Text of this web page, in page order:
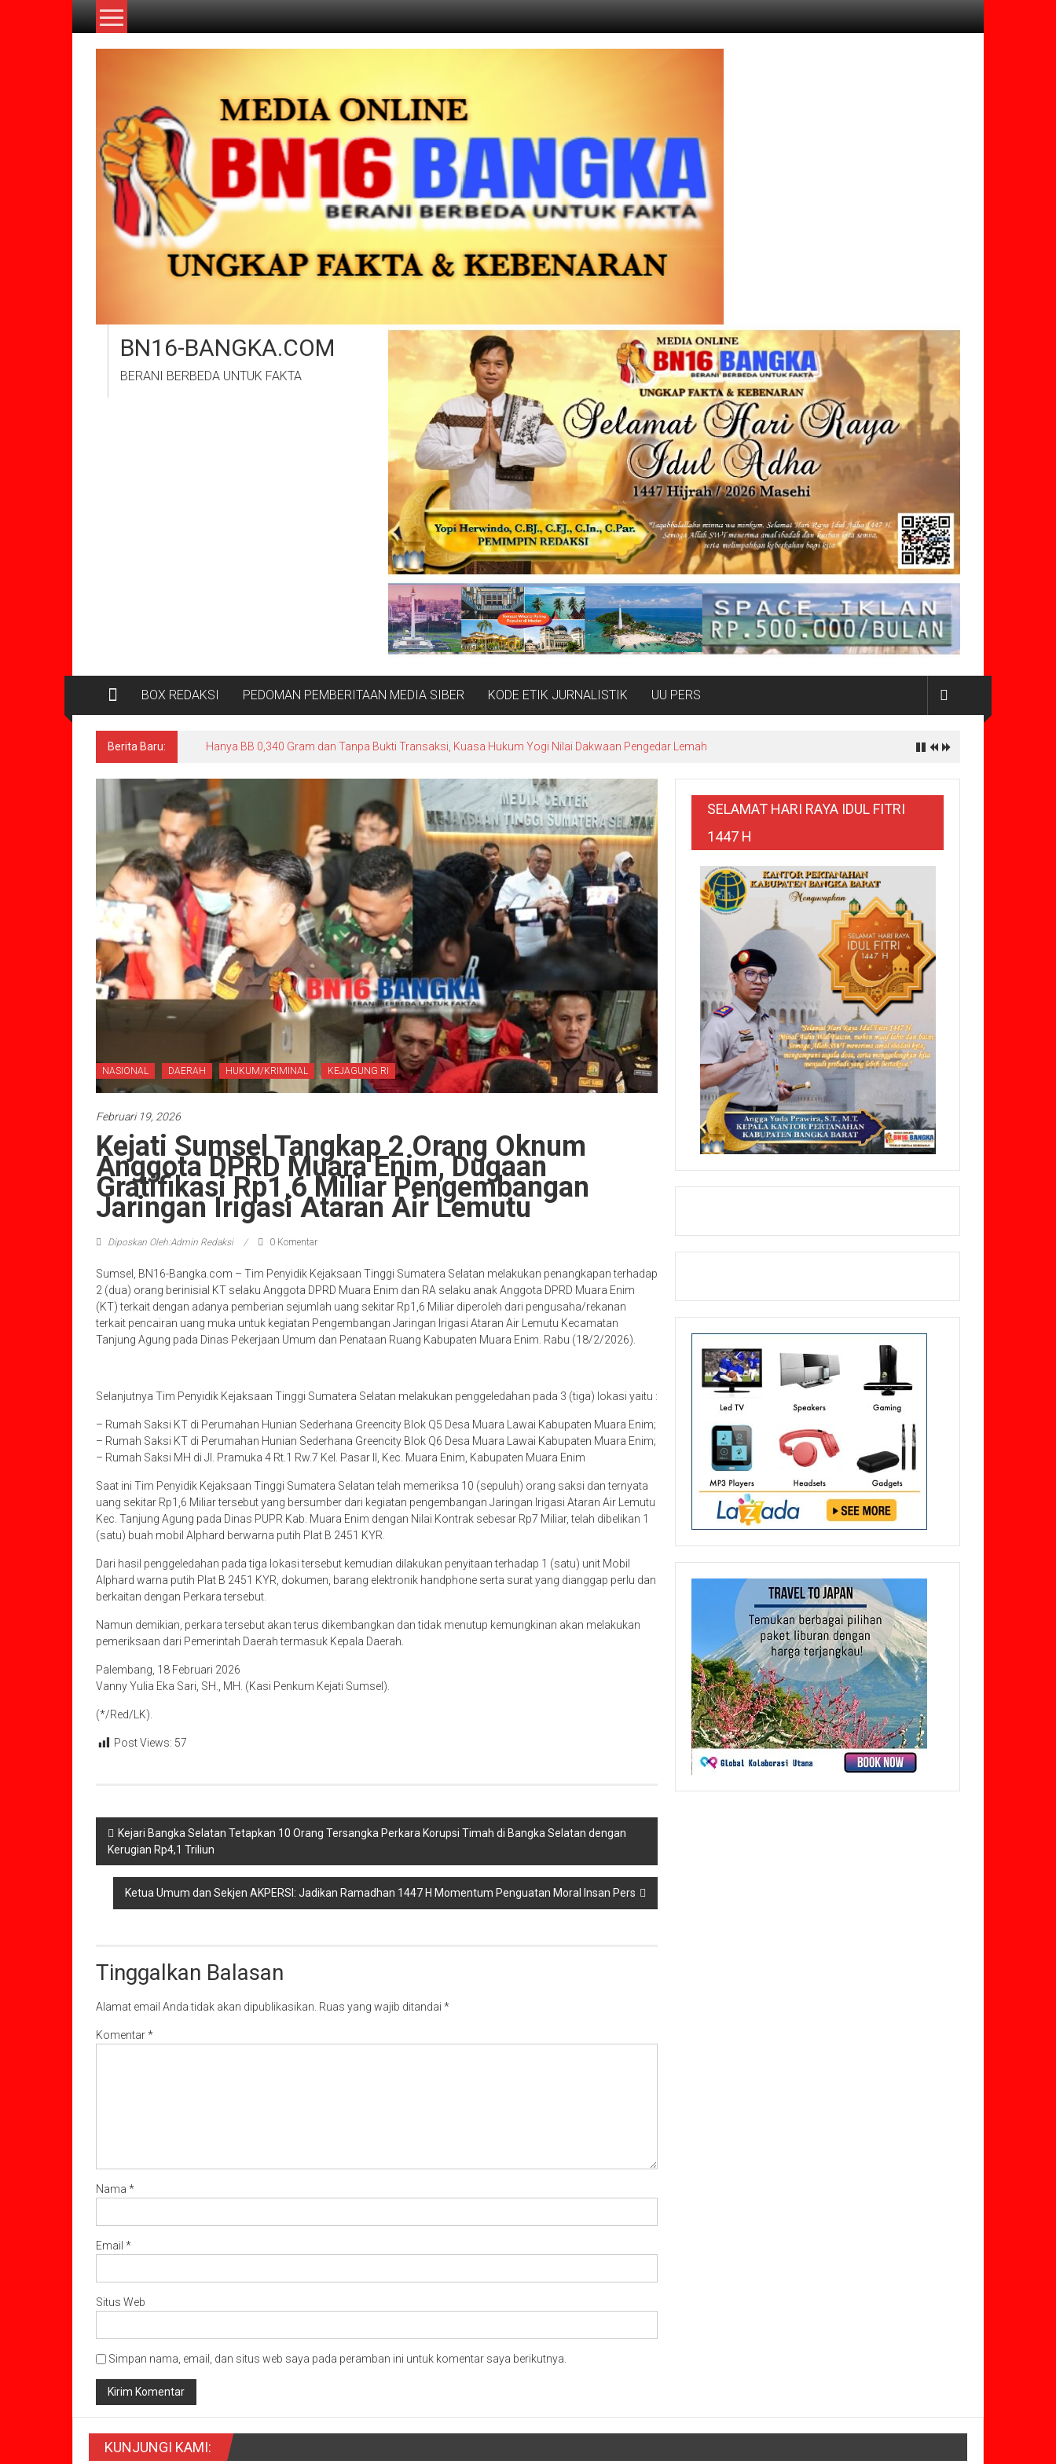
Lompat
BN16-BANGKA.COM
BERANI BERBEDA UNTUK FAKTA
BOX REDAKSI PEDOMAN PEMBERITAAN MEDIA SIBER KODE ETIK JURNALISTIK UU PERS
Berita Baru: Hanya BB 0,340 Gram dan Tanpa Bukti Transaksi, Kuasa Hukum Yogi Nilai Dakwaan Pengedar Lemah
NASIONAL DAERAH HUKUM/KRIMINAL KEJAGUNG RI
Februari 19, 2026
Kejati Sumsel Tangkap 2 Orang Oknum
Anggota DPRD Muara Enim, Dugaan
Gratifikasi Rp1,6 Miliar Pengembangan
Jaringan Irigasi Ataran Air Lemutu
Diposkan Oleh:Admin Redaksi 0 Komentar
Sumsel, BN16-Bangka.com – Tim Penyidik Kejaksaan Tinggi Sumatera Selatan melakukan penangkapan terhadap
2 (dua) orang berinisial KT selaku Anggota DPRD Muara Enim dan RA selaku anak Anggota DPRD Muara Enim
(KT) terkait dengan adanya pemberian sejumlah uang sekitar Rp1,6 Miliar diperoleh dari pengusaha/rekanan
terkait pencairan uang muka untuk kegiatan Pengembangan Jaringan Irigasi Ataran Air Lemutu Kecamatan
Tanjung Agung pada Dinas Pekerjaan Umum dan Penataan Ruang Kabupaten Muara Enim. Rabu (18/2/2026).
Selanjutnya Tim Penyidik Kejaksaan Tinggi Sumatera Selatan melakukan penggeledahan pada 3 (tiga) lokasi yaitu :
– Rumah Saksi KT di Perumahan Hunian Sederhana Greencity Blok Q5 Desa Muara Lawai Kabupaten Muara Enim;
– Rumah Saksi KT di Perumahan Hunian Sederhana Greencity Blok Q6 Desa Muara Lawai Kabupaten Muara Enim;
– Rumah Saksi MH di Jl. Pramuka 4 Rt.1 Rw.7 Kel. Pasar II, Kec. Muara Enim, Kabupaten Muara Enim
Saat ini Tim Penyidik Kejaksaan Tinggi Sumatera Selatan telah memeriksa 10 (sepuluh) orang saksi dan ternyata
uang sekitar Rp1,6 Miliar tersebut yang bersumber dari kegiatan pengembangan Jaringan Irigasi Ataran Air Lemutu
Kec. Tanjung Agung pada Dinas PUPR Kab. Muara Enim dengan Nilai Kontrak sebesar Rp7 Miliar, telah dibelikan 1
(satu) buah mobil Alphard berwarna putih Plat B 2451 KYR.
Dari hasil penggeledahan pada tiga lokasi tersebut kemudian dilakukan penyitaan terhadap 1 (satu) unit Mobil
Alphard warna putih Plat B 2451 KYR, dokumen, barang elektronik handphone serta surat yang dianggap perlu dan
berkaitan dengan Perkara tersebut.
Namun demikian, perkara tersebut akan terus dikembangkan dan tidak menutup kemungkinan akan melakukan
pemeriksaan dari Pemerintah Daerah termasuk Kepala Daerah.
Palembang, 18 Februari 2026
Vanny Yulia Eka Sari, SH., MH. (Kasi Penkum Kejati Sumsel).
(*/Red/LK).
Post Views: 57
Navigasi
pos
Kejari Bangka Selatan Tetapkan 10 Orang Tersangka Perkara Korupsi Timah di Bangka Selatan dengan
Kerugian Rp4,1 Triliun
Ketua Umum dan Sekjen AKPERSI: Jadikan Ramadhan 1447 H Momentum Penguatan Moral Insan Pers
Tinggalkan Balasan
Alamat email Anda tidak akan dipublikasikan. Ruas yang wajib ditandai *
Komentar*
Nama *
Email *
Situs Web
Simpan nama, email, dan situs web saya pada peramban ini untuk komentar saya berikutnya.
SELAMAT HARI RAYA IDUL FITRI
1447 H
KUNJUNGI KAMI: